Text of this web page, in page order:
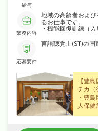
給与
業務内容
地域の高齢者およ
るお仕事です。
・機能回復訓練（
・リハビリテーシ
・アクティビティ
応募要件
言語聴覚士(ST)の
【豊
チカ（
・豊
人保